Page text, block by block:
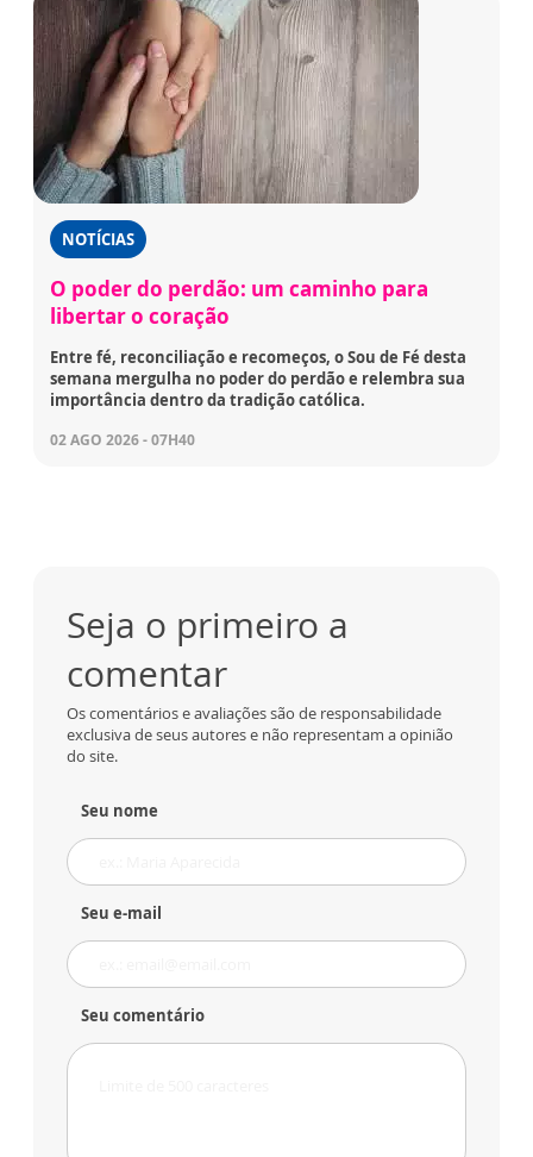
NOTÍCIAS
O poder do perdão: um caminho para
libertar o coração
Entre fé, reconciliação e recomeços, o Sou de Fé desta
semana mergulha no poder do perdão e relembra sua
importância dentro da tradição católica.
02 AGO 2026 - 07H40
Seja o primeiro a
comentar
Os comentários e avaliações são de responsabilidade
exclusiva de seus autores e não representam a opinião
do site.
Seu nome
Seu e-mail
Seu comentário